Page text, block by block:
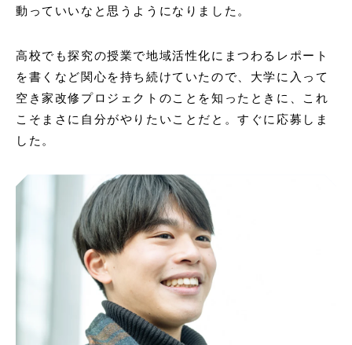
動っていいなと思うようになりました。
高校でも探究の授業で地域活性化にまつわるレポート
を書くなど関心を持ち続けていたので、大学に入って
空き家改修プロジェクトのことを知ったときに、これ
こそまさに自分がやりたいことだと。すぐに応募しま
した。